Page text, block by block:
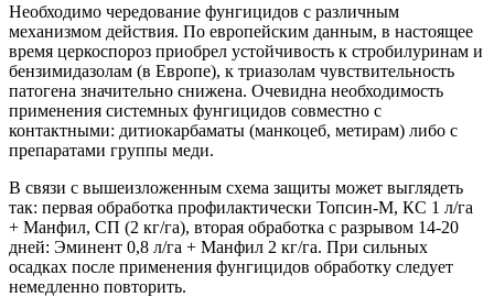
Необходимо чередование фунгицидов с различным
механизмом действия. По европейским данным, в настоящее
время церкоспороз приобрел устойчивость к стробилуринам и
бензимидазолам (в Европе), к триазолам чувствительность
патогена значительно снижена. Очевидна необходимость
применения системных фунгицидов совместно с
контактными: дитиокарбаматы (манкоцеб, метирам) либо с
препаратами группы меди.
В связи с вышеизложенным схема защиты может выглядеть
так: первая обработка профилактически Топсин-М, КС 1 л/га
+ Манфил, СП (2 кг/га), вторая обработка с разрывом 14-20
дней: Эминент 0,8 л/га + Манфил 2 кг/га. При сильных
осадках после применения фунгицидов обработку следует
немедленно повторить.